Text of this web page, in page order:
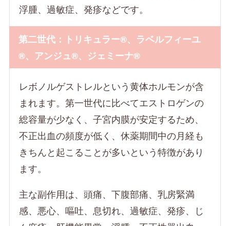
浮腫、過敏症、発疹などです。
第二世代：トリキュラー®、ラベルフィーユ
®、アンジュ®、ジェミーナ®
レボノルゲストレルという黄体ホルモンが含
まれます。第一世代に比べてエストロゲンの
総容量が少なく、子宮内膜が安定するため、
不正出血の頻度が低く、休薬期間中の月経も
きちんと起こることが多いという特徴があり
ます。
主な副作用は、頭痛、下腹部痛、乳房緊満
感、悪心、嘔吐、息切れ、過敏症、発疹、じ